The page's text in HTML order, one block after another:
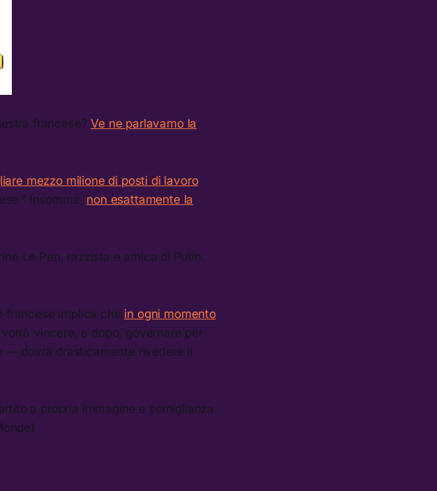
francese?Ve ne parlavamo la
mezzo milione di posti di lavoro
Insomma, non esattamente la
Le Pen, razzista e amica di Putin.
francese implica che in ogni momento
vorrà vincere, e dopo, governare per
— dovrà drasticamente rivedere il
a propria immagine e somiglianza.